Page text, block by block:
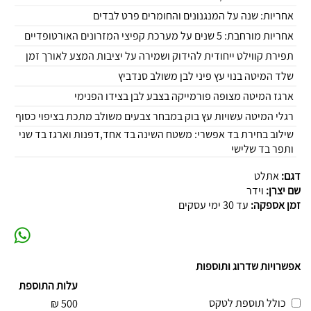
אחריות: שנה על המנגנונים והחומרים פרט לבדים
אחריות מורחבת: 5 שנים על מערכת קפיצי המזרונים האורטופדיים
תפירת קווילט ייחודית להידוק ושמירה על יציבות המצע לאורך זמן
שלד המיטה בנוי עץ פיני לבן משולב סנדביץ
ארגז המיטה מצופה פורמייקה בצבע לבן בצידו הפנימי
רגלי המיטה עשויות עץ בוק במבחר צבעים משולב מתכת בציפוי כסוף
שילוב בחירת בד אפשרי: משטח השינה בד אחד,דפנות וארגז בד שני
ותפר בד שלישי
דגם:אתלט
שם יצרן: וידר
זמן אספקה: עד 30 ימי עסקים
אפשרויות שדרוג ותוספות
עלות התוספת
כולל תוספת לטקס
500
₪